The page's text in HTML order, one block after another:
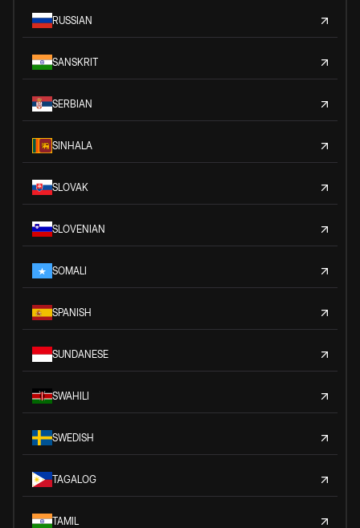
RUSSIAN
SANSKRIT
SERBIAN
SINHALA
SLOVAK
SLOVENIAN
SOMALI
SPANISH
SUNDANESE
SWAHILI
SWEDISH
TAGALOG
TAMIL